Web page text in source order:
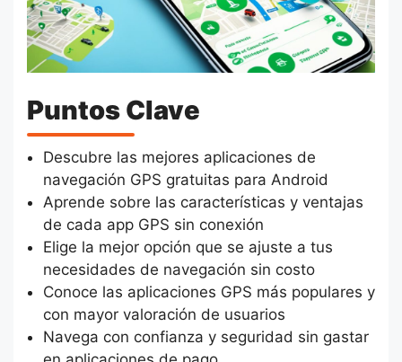
Puntos Clave
Descubre las mejores aplicaciones de
navegación GPS gratuitas para Android
Aprende sobre las características y ventajas
de cada app GPS sin conexión
Elige la mejor opción que se ajuste a tus
necesidades de navegación sin costo
Conoce las aplicaciones GPS más populares y
con mayor valoración de usuarios
Navega con confianza y seguridad sin gastar